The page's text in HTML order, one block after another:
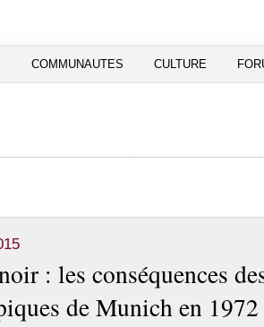
COMMUNAUTES CULTURE
: les conséquences
de Munich en 1972